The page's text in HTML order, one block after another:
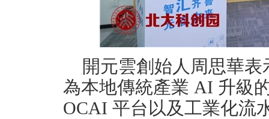
開元雲創始人周思華
為本地傳統產業 AI 升級
OCAI 平台以及工業化流